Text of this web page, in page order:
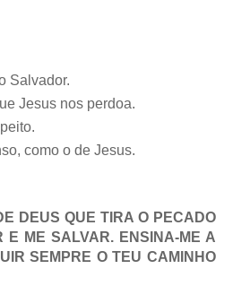
Salvador.
Jesus nos perdoa.
como o de Jesus.
DEUS QUE TIRA O PECADO
E ME SALVAR. ENSINA-ME A
SEMPRE O TEU CAMINHO